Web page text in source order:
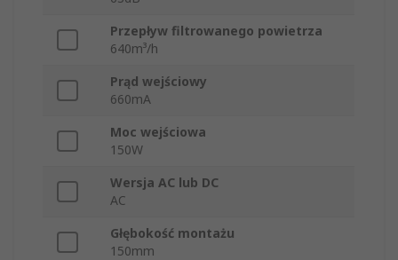
Przepływ filtrowanego powietrza
640m³/h
Prąd wejściowy
660mA
Moc wejściowa
150W
Wersja AC lub DC
AC
Głębokość montażu
150mm